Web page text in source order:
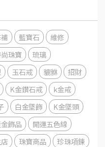
藍寶石
維修
珠寶
琉璃
玉石戒 貔貅
招財
K金鑽石戒
k金戒
白金墜飾
K金墜頭
飾品
開運五色線
珠寶商品
珍珠項鍊